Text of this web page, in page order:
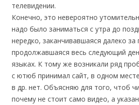
телевидении.
Конечно, это невероятно
надо было заниматься с утра до
нередко, заканчивавшаяся далеко за
продолжавшаяся весь следующий
языках. К тому же возникали ряд
с ютюб принимал сайт, в одном
в др. нет. Объясняю для того, чтоб
почему не стоит само видео, а